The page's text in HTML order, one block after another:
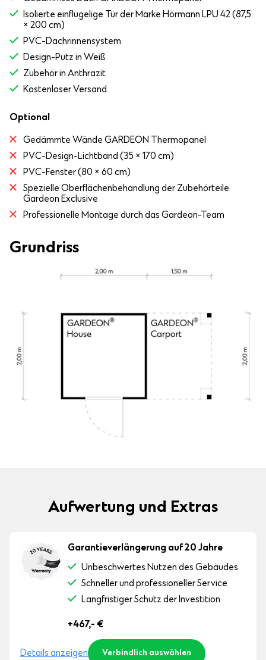
Isolierte einflügelige Tür der Marke Hörmann LPU 42 (87,5
× 200 cm)
PVC-Dachrinnensystem
Design-Putz in Weiß
Zubehör in Anthrazit
Kostenloser Versand
Optional
Gedämmte Wände GARDEON Thermopanel
PVC-Design-Lichtband (35 × 170 cm)
PVC-Fenster (80 × 60 cm)
Spezielle Oberflächenbehandlung der Zubehörteile
Gardeon Exclusive
Professionelle Montage durch das Gardeon-Team
Grundriss
Aufwertung und Extras
Garantieverlängerung auf 20 Jahre
Unbeschwertes Nutzen des Gebäudes
Schneller und professioneller Service
Langfristiger Schutz der Investition
+467,- €
Details anzeigen Verbindlich auswählen